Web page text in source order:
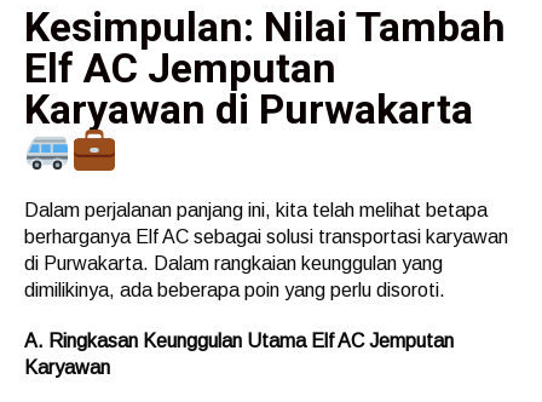
Kesimpulan: Nilai Tambah
Elf AC Jemputan
Karyawan di Purwakarta
Dalam perjalanan panjang ini, kita telah melihat betapa
berharganya Elf AC sebagai solusi transportasi karyawan
di Purwakarta. Dalam rangkaian keunggulan yang
dimilikinya, ada beberapa poin yang perlu disoroti.
A. Ringkasan Keunggulan Utama Elf AC Jemputan
Karyawan